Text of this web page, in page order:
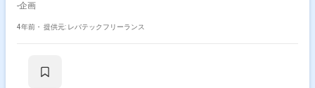
-企画
4年前・ 提供元: レバテックフリーランス